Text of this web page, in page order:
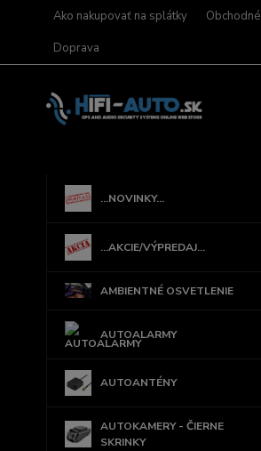
Ako nakupovať na splátky
Doprava
...NOVINKY...
...AKCIE/VÝPREDAJ...
AMBIENTNÉ OSVETLENIE
AUTOALARMY
AUTOANTÉNY
AUTOKAMERY - ČIERNE
SKRINKY